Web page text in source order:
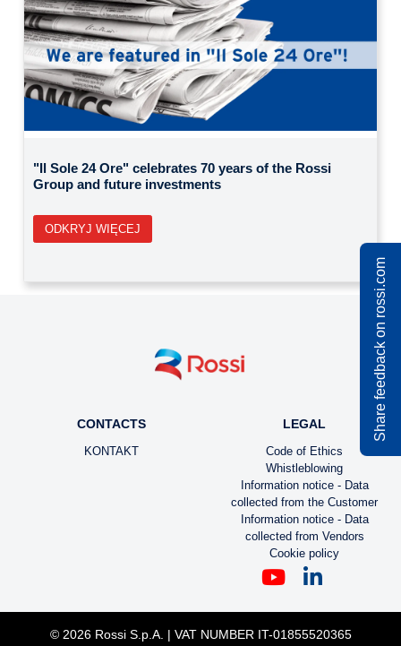
"Il Sole 24 Ore" celebrates 70 years of the Rossi
Group and future investments
ODKRYJ WIĘCEJ
Previous
CONTACTS
KONTAKT
LEGAL
Code of Ethics
Whistleblowing
Information notice - Data
collected from the Customer
Information notice - Data
collected from Vendors
Cookie policy
© 2026 Rossi S.p.A. | VAT NUMBER IT-01855520365
Share feedback on rossi.com